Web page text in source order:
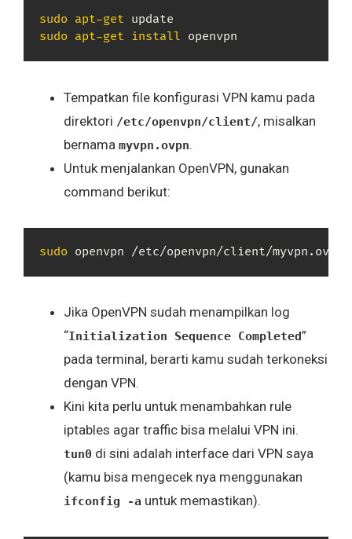
sudo apt-get
sudo apt-get install openvpn
Tempatkan file konfigurasi VPN kamu pada
direktori /etc/openvpn/client/, misalkan
bernama myvpn.ovpn.
Untuk menjalankan OpenVPN, gunakan
command berikut:
sudo openvpn /etc/openvpn/client/myvpn.ovpn
Jika OpenVPN sudah menampilkan log
“Initialization Sequence Completed”
pada terminal, berarti kamu sudah terkoneksi
dengan VPN.
Kini kita perlu untuk menambahkan rule
iptables agar traffic bisa melalui VPN ini.
tun0 di sini adalah interface dari VPN saya
(kamu bisa mengecek nya menggunakan
ifconfig -a untuk memastikan).